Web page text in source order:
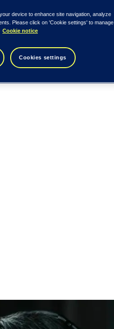
device to enhance site navigation, analyze
Please click on 'Cookie settings' to manage
Cookie notice
Cookies settings